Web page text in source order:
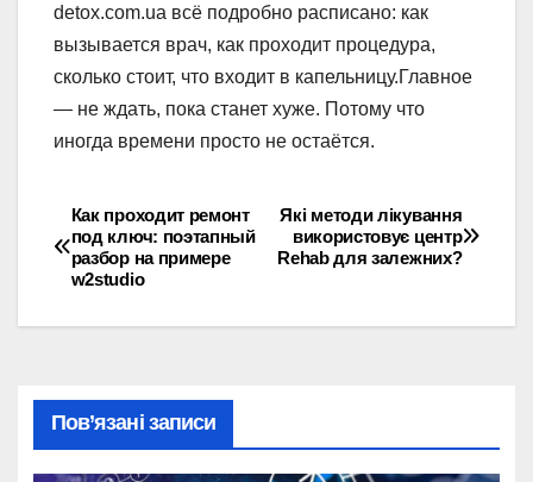
detox.com.ua всё подробно расписано: как
вызывается врач, как проходит процедура,
сколько стоит, что входит в капельницу.Главное
— не ждать, пока станет хуже. Потому что
иногда времени просто не остаётся.
Навігація
записів
Які методи лікування
використовує центр
Rehab для залежних?
Как проходит ремонт
под ключ: поэтапный
разбор на примере
w2studio
Пов’язані записи